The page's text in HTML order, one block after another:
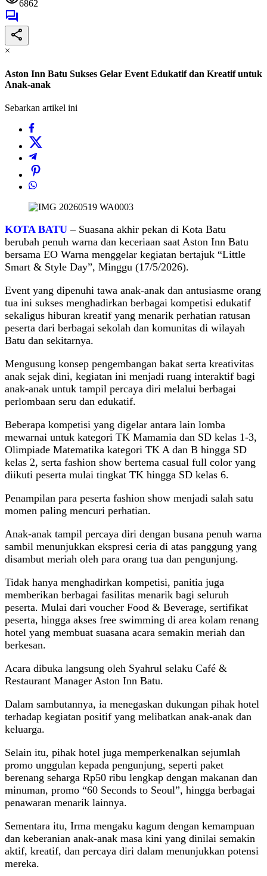
6862
×
Aston Inn Batu Sukses Gelar Event Edukatif dan Kreatif untuk
Anak-anak
Sebarkan artikel ini
KOTA BATU – Suasana akhir pekan di Kota Batu
berubah penuh warna dan keceriaan saat Aston Inn Batu
bersama EO Warna menggelar kegiatan bertajuk “Little
Smart & Style Day”, Minggu (17/5/2026).
Event yang dipenuhi tawa anak-anak dan antusiasme orang
tua ini sukses menghadirkan berbagai kompetisi edukatif
sekaligus hiburan kreatif yang menarik perhatian ratusan
peserta dari berbagai sekolah dan komunitas di wilayah
Batu dan sekitarnya.
Mengusung konsep pengembangan bakat serta kreativitas
anak sejak dini, kegiatan ini menjadi ruang interaktif bagi
anak-anak untuk tampil percaya diri melalui berbagai
perlombaan seru dan edukatif.
Beberapa kompetisi yang digelar antara lain lomba
mewarnai untuk kategori TK Mamamia dan SD kelas 1-3,
Olimpiade Matematika kategori TK A dan B hingga SD
kelas 2, serta fashion show bertema casual full color yang
diikuti peserta mulai tingkat TK hingga SD kelas 6.
Penampilan para peserta fashion show menjadi salah satu
momen paling mencuri perhatian.
Anak-anak tampil percaya diri dengan busana penuh warna
sambil menunjukkan ekspresi ceria di atas panggung yang
disambut meriah oleh para orang tua dan pengunjung.
Tidak hanya menghadirkan kompetisi, panitia juga
memberikan berbagai fasilitas menarik bagi seluruh
peserta. Mulai dari voucher Food & Beverage, sertifikat
peserta, hingga akses free swimming di area kolam renang
hotel yang membuat suasana acara semakin meriah dan
berkesan.
Acara dibuka langsung oleh Syahrul selaku Café &
Restaurant Manager Aston Inn Batu.
Dalam sambutannya, ia menegaskan dukungan pihak hotel
terhadap kegiatan positif yang melibatkan anak-anak dan
keluarga.
Selain itu, pihak hotel juga memperkenalkan sejumlah
promo unggulan kepada pengunjung, seperti paket
berenang seharga Rp50 ribu lengkap dengan makanan dan
minuman, promo “60 Seconds to Seoul”, hingga berbagai
penawaran menarik lainnya.
Sementara itu, Irma mengaku kagum dengan kemampuan
dan keberanian anak-anak masa kini yang dinilai semakin
aktif, kreatif, dan percaya diri dalam menunjukkan potensi
mereka.